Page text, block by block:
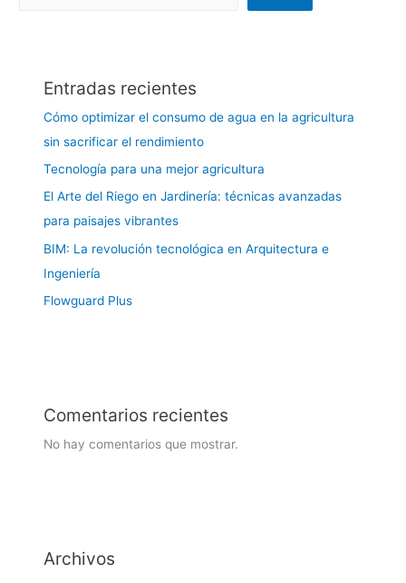
Entradas recientes
Cómo optimizar el consumo de agua en la agricultura
sin sacrificar el rendimiento
Tecnología para una mejor agricultura
El Arte del Riego en Jardinería: técnicas avanzadas
para paisajes vibrantes
BIM: La revolución tecnológica en Arquitectura e
Ingeniería
Flowguard Plus
Comentarios recientes
No hay comentarios que mostrar.
Archivos